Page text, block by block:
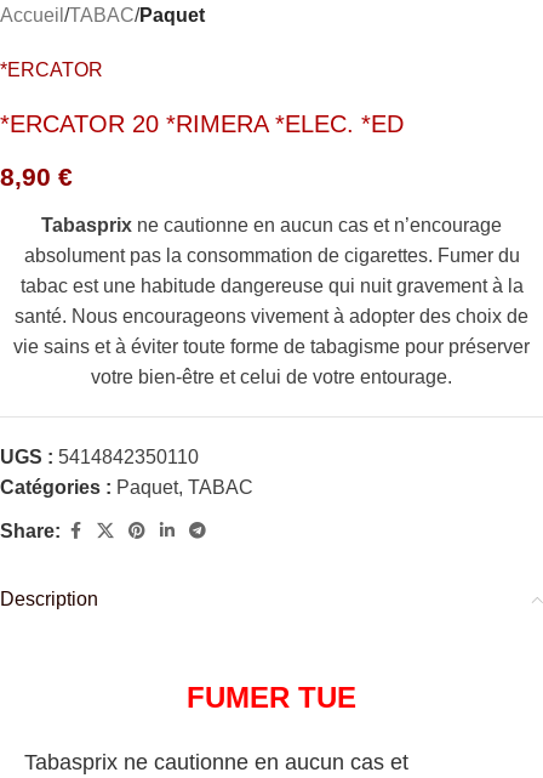
Accueil TABAC Paquet
*ERCATOR
*ERCATOR 20 *RIMERA *ELEC. *ED
8,90 €
Tabasprix ne cautionne en aucun cas et n’encourage
absolument pas la consommation de cigarettes. Fumer du
tabac est une habitude dangereuse qui nuit gravement à la
santé. Nous encourageons vivement à adopter des choix de
vie sains et à éviter toute forme de tabagisme pour préserver
votre bien-être et celui de votre entourage.
UGS : 5414842350110
Catégories : Paquet, TABAC
Share:
Description
FUMER TUE
Tabasprix ne cautionne en aucun cas et